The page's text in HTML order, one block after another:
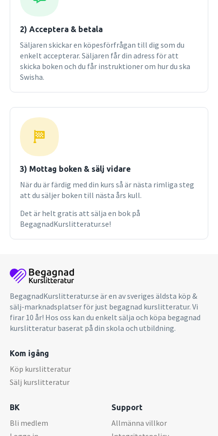
2) Acceptera & betala
Säljaren skickar en köpesförfrågan till dig som du
enkelt accepterar. Säljaren får din adress för att
skicka boken och du får instruktioner om hur du ska
Swisha.
3) Mottag boken & sälj vidare
När du är färdig med din kurs så är nästa rimliga steg
att du säljer boken till nästa års kull.
Det är helt gratis att sälja en bok på
BegagnadKurslitteratur.se!
BegagnadKurslitteratur.se är en av sveriges äldsta köp &
sälj-marknadsplatser för just begagnad kurslitteratur. Vi
firar 10 år! Hos oss kan du enkelt sälja och köpa begagnad
kurslitteratur baserat på din skola och utbildning.
Kom igång
Köp kurslitteratur
Sälj kurslitteratur
BK
Bli medlem
Support
Allmänna villkor